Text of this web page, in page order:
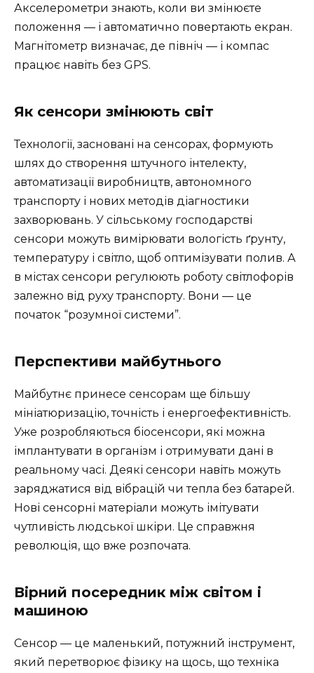
Акселерометри знають, коли ви змінюєте
положення — і автоматично повертають екран.
Магнітометр визначає, де північ — і компас
працює навіть без GPS.
Як сенсори змінюють світ
Технології, засновані на сенсорах, формують
шлях до створення штучного інтелекту,
автоматизації виробництв, автономного
транспорту і нових методів діагностики
захворювань. У сільському господарстві
сенсори можуть вимірювати вологість ґрунту,
температуру і світло, щоб оптимізувати полив. А
в містах сенсори регулюють роботу світлофорів
залежно від руху транспорту. Вони — це
початок “розумної системи”.
Перспективи майбутнього
Майбутнє принесе сенсорам ще більшу
мініатюризацію, точність і енергоефективність.
Уже розробляються біосенсори, які можна
імплантувати в організм і отримувати дані в
реальному часі. Деякі сенсори навіть можуть
заряджатися від вібрацій чи тепла без батарей.
Нові сенсорні матеріали можуть імітувати
чутливість людської шкіри. Це справжня
революція, що вже розпочата.
Вірний посередник між світом і
машиною
Сенсор — це маленький, потужний інструмент,
який перетворює фізику на щось, що техніка